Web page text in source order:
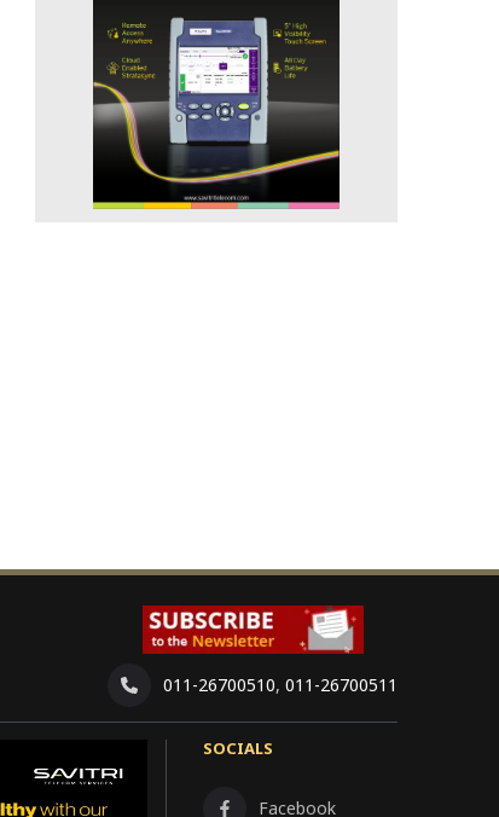
011-26700510, 011-26700511
SOCIALS
Facebook